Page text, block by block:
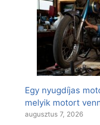
Egy nyugdíjas
melyik motort
augusztus 7, 2026